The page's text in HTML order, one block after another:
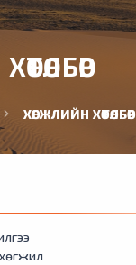
ХӨГЖЛИЙН ХӨТӨЛБӨР